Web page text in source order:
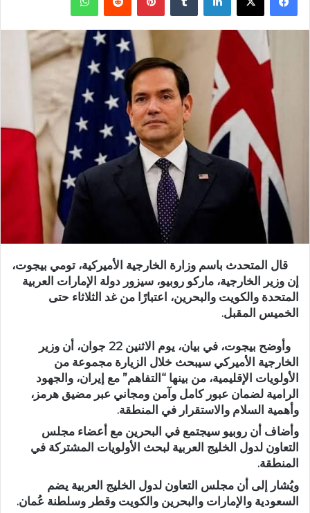
قال المتحدث باسم وزارة الخارجية الأميركية، تومي بيجوت،
إن وزير الخارجية، ماركو روبيو، سيزور دولة الإمارات العربية
المتحدة والكويت والبحرين، اعتبارًا من غد الثلاثاء حتى
الخميس المقبل.
وأوضح بيجوت، في بيان، يوم الاثنين 22 جوان، أن وزير
الخارجية الأميركي سيبحث خلال الزيارة مجموعة من
الأولويات الإقليمية، من بينها “التفاهم” مع إيران، والجهود
الرامية لضمان عبور كامل وآمن ومجاني عبر مضيق هرمز،
وأهمية السلام والاستقرار في المنطقة.
وأضاف أن روبيو سيجتمع في البحرين مع أعضاء مجلس
التعاون لدول الخليج العربية لبحث الأولويات المشتركة في
المنطقة.
ويُشار إلى أن مجلس التعاون لدول الخليج العربية يضم
السعودية والإمارات والبحرين والكويت وقطر وسلطنة عُمان.